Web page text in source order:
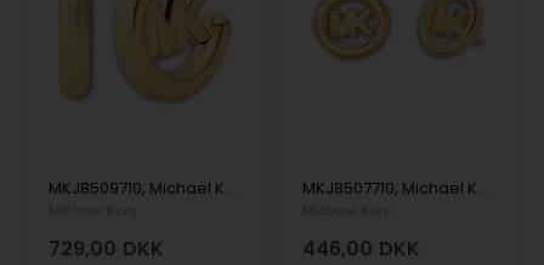
MKJ8509710, Michael Kors Premium Ørering
729,00 DKK
MKJ8507710, Michael Kors Premium Ørering
446,00 DKK